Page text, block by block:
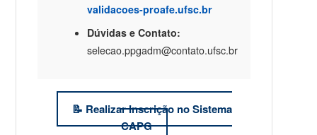
validacoes-proafe.ufsc.br
Dúvidas e Contato:
selecao.ppgadm@contato.ufsc.br
📝 Realizar Inscrição no Sistema
CAPG